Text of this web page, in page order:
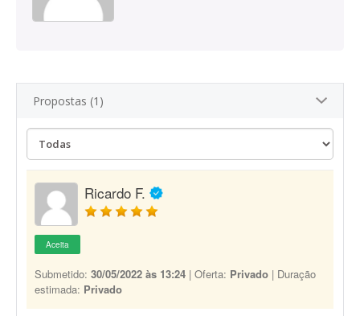
Propostas (1)
Ricardo F.
Aceita
Submetido: 30/05/2022 às 13:24 | Oferta: Privado | Duração
estimada: Privado